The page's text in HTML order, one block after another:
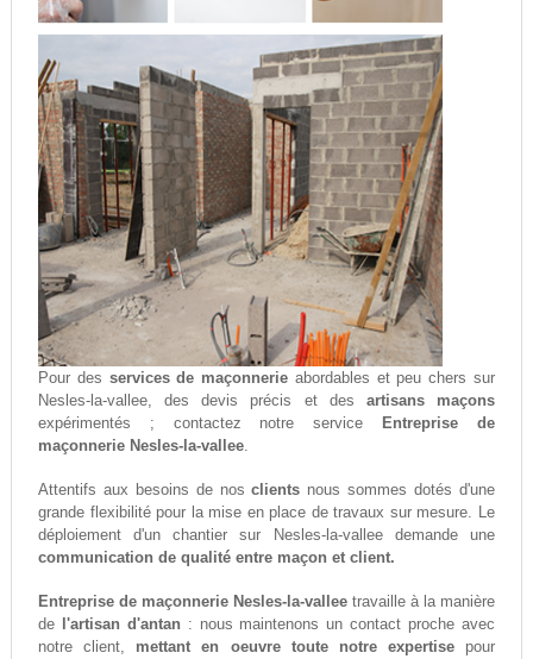
Pour des services de maçonnerie abordables et peu chers sur
Nesles-la-vallee, des devis précis et des artisans maçons
expérimentés ; contactez notre service
Entreprise de
maçonnerie Nesles-la-vallee.
Attentifs aux besoins de nosclients nous sommes dotés d'une
grande flexibilité pour la mise en place de travaux sur mesure. Le
déploiement d'un chantier sur Nesles-la-vallee demande une
communication de qualité entre maçon et client.
Entreprise de maçonnerie Nesles-la-vallee travaille à la manière
de
l'artisan d'antan : nous maintenons un contact proche avec
notre client, mettant en oeuvre toute notre expertisepour